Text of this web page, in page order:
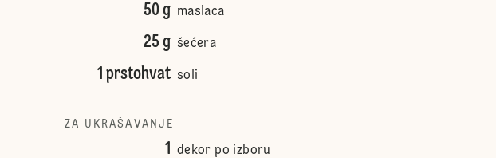
50 g maslaca
25 g šećera
1 prstohvat soli
ZA UKRAŠAVANJE
1 dekor po izboru